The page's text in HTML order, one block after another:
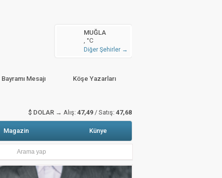
arttı
Hava Durumu
MUĞLA
, °C
Diğer Şehirler →
Mesajı Köşe Yazarları
$ DOLAR → Alış: 47,49 / Satış: 47,68
Magazin Künye